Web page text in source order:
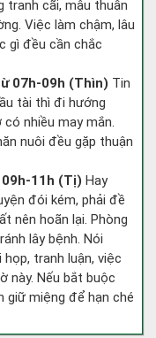
tranh cãi, mâu thuẫn
Việc làm chậm, lâu
gì đều cần chắc
07h-09h (Thìn) Tin
tài thì đi hướng
nhiều may mắn.
nuôi đều gặp thuận
11h (Tị) Hay
đói kém, phải đề
nên hoãn lại. Phòng
lây bệnh. Nói
tranh luận, việc
này. Nếu bắt buộc
giữ miệng để hạn ché